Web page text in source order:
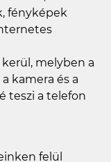
fényképek
melyben a
kamera és a
teszi a telefon
felül